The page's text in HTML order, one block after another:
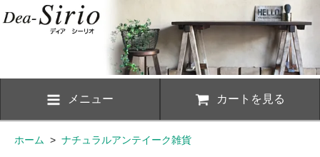
メニュー カートを見る
ホーム > ナチュラルアンテイーク雑貨